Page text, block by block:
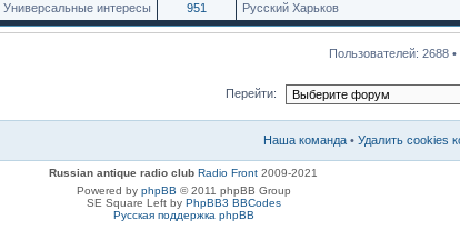
Универсальные интересы
951 Русский Харьков
Пользователей: 2688 •
Перейти:
Наша команда • Удалить cookies
Russian antique radio club Radio Front 2009-2021
Powered by phpBB © 2011 phpBB Group
SE Square Left by PhpBB3 BBCodes
Русская поддержка phpBB